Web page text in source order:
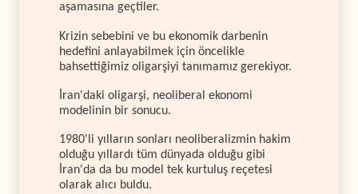
aşamasına geçtiler.
Krizin sebebini ve bu ekonomik darbenin
hedefini anlayabilmek için öncelikle
bahsettiğimiz oligarşiyi tanımamız gerekiyor.
İran'daki oligarşi, neoliberal ekonomi
modelinin bir sonucu.
1980'li yılların sonları neoliberalizmin hakim
olduğu yıllardı tüm dünyada olduğu gibi
İran'da da bu model tek kurtuluş reçetesi
olarak alıcı buldu.